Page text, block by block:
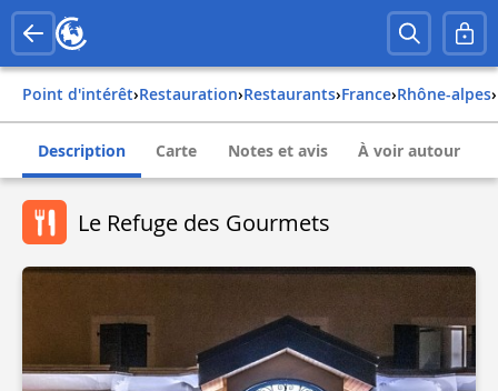
Point d'intérêt› Restauration› Restaurants› france› rhône-alpes›
Description Carte Notes et avis À voir autour
Le Refuge des Gourmets